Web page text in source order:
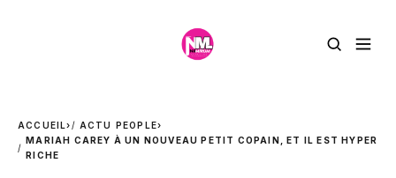
ACCUEIL› ACTU PEOPLE›
MARIAH CAREY À UN NOUVEAU PETIT COPAIN, ET IL EST HYPER
RICHE